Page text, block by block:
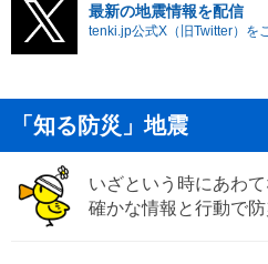
最新の地震情報を配信
tenki.jp公式X（旧Twitter）を
「知る防災」地震
いざという時にあわ
確かな情報と行動で